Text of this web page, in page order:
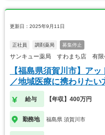
更新日：2025年9月11日
正社員 調剤薬局 募集停止
サンキュー薬局 すわまち店 有限
【福島県須賀川市】ア
／地域医療に携わりたい
給与 【年収】400万円
勤務地 福島県 須賀川市